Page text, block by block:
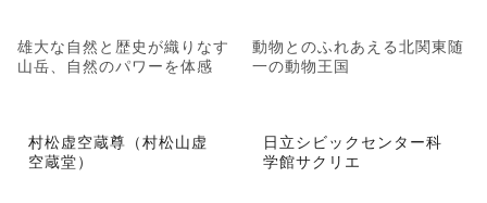
雄大な自然と歴史が織りなす
山岳、自然のパワーを体感
動物とのふれあえる北関東随
一の動物王国
村松虚空蔵尊（村松山虚
空蔵堂）
日立シビックセンター科
学館サクリエ